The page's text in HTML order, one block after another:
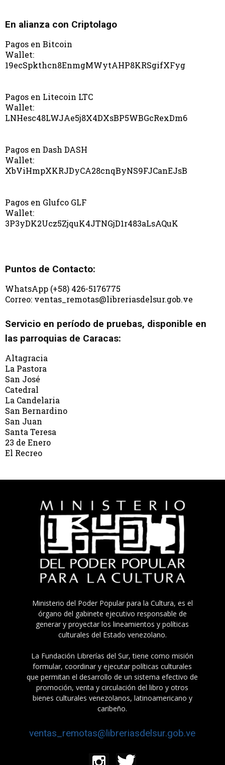
En alianza con Criptolago
Pagos en Bitcoin
Wallet:
19ecSpkthcn8EnmgMWytAHP8KRSgifXFyg
Pagos en Litecoin LTC
Wallet:
LNHesc48LWJAe5j8X4DXsBP5WBGcRexDm6
Pagos en Dash DASH
Wallet:
XbViHmpXKRJDyCA28cnqByNS9FJCanEJsB
Pagos en Glufco GLF
Wallet:
3P3yDK2Ucz5ZjquK4JTNGjD1r483aLsAQuK
Puntos de Contacto:
WhatsApp (+58) 426-5176775
Correo: ventas_remotas@libreriasdelsur.gob.ve
Servicio en período de pruebas, disponible en
las parroquias de Caracas:
Altagracia
La Pastora
San José
Catedral
La Candelaria
San Bernardino
San Juan
Santa Teresa
23 de Enero
El Recreo
Ministerio del Poder Popular para la Cultura, es el
órgano del gabinete ejecutivo responsable de
generar y proyectar los lineamientos y políticas
culturales del Estado venezolano.
La Fundación Librerías del Sur, tiene como misión
formular, coordinar y ejecutar políticas culturales
que permitan el desarrollo de un sistema efectivo de
promoción, venta y circulación del libro y otros
bienes culturales venezolanos, latinoamericano y
caribeño.
ventas_remotas@libreriasdelsur.gob.ve